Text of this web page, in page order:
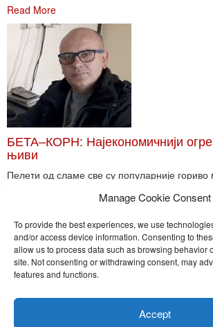
Manage Cookie Consent
To provide the best experiences, we use
and/or access device information. Consenting to
allow us to process data such as browsing behavior
site. Not consenting or withdrawing consent, may
features and functions.
Accept
Read More
БЕТА–КОРН: Најекономичнији
њиви
Пелети од сламе све су популарније
Nira Press d.o.o.
Sadržaj ovog sajta je zakonom zaštićena